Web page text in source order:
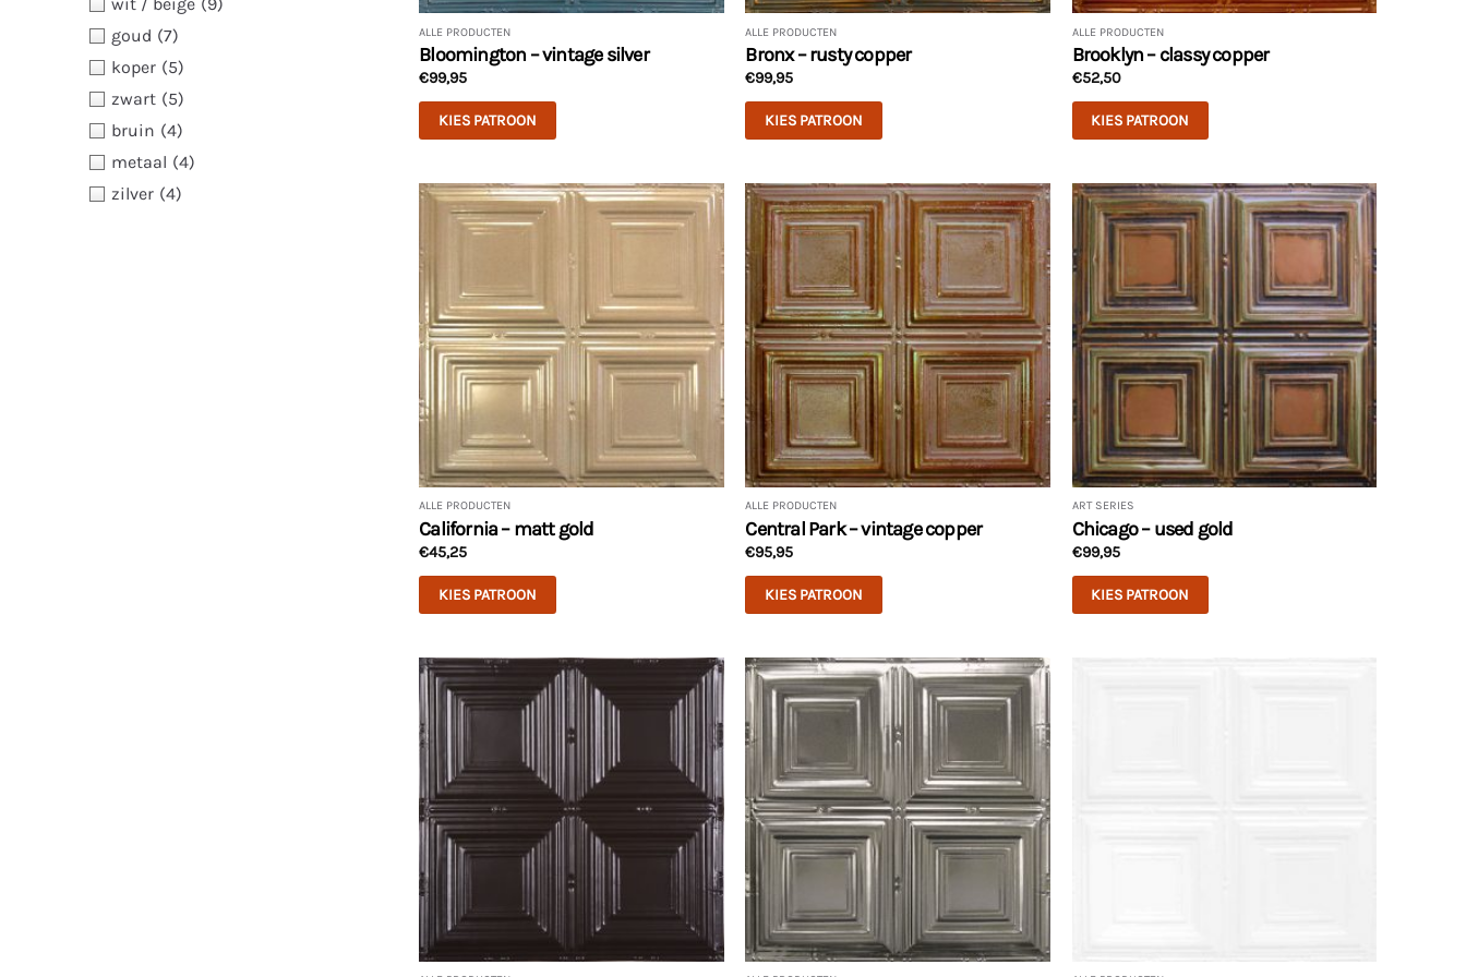
goud (7)
koper (5)
zwart (5)
bruin (4)
metaal (4)
zilver (4)
ALLE PRODUCTEN
Bloomington – vintage silver
€99,95
KIES PATROON
ALLE PRODUCTEN
Bronx – rusty copper
€99,95
KIES PATROON
heeft
meerdere
variaties.
Deze
optie
kan
gekozen
worden
op
de
productpagina
ALLE PRODUCTEN
Brooklyn – classy copper
€52,50
KIES PATROON
ALLE PRODUCTEN
California – matt gold
€45,25
KIES PATROON
ALLE PRODUCTEN
Central Park – vintage copper
€95,95
KIES PATROON
ART SERIES
Chicago – used gold
€99,95
KIES PATROON